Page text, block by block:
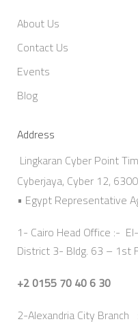
About Us
Contact Us
Events
Blog
Address
Lingkaran Cyber Point
Cyberjaya, Cyber 12,
• Egypt Representative
1- Cairo Head Office :-
District 3- Bldg. 63 – 1st
+2 0155 70 40 6 30
2-Alexandria City